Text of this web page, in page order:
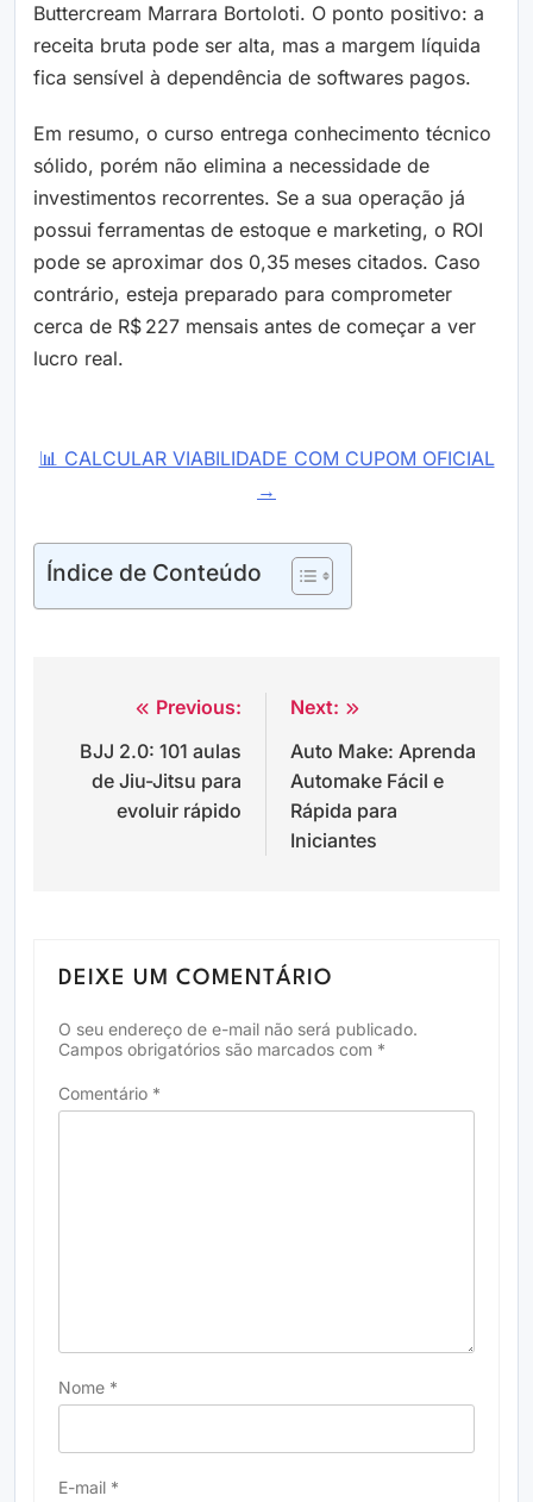
Buttercream Marrara Bortoloti. O ponto positivo: a
receita bruta pode ser alta, mas a margem líquida
fica sensível à dependência de softwares pagos.
Em resumo, o curso entrega conhecimento técnico
sólido, porém não elimina a necessidade de
investimentos recorrentes. Se a sua operação já
possui ferramentas de estoque e marketing, o ROI
pode se aproximar dos 0,35 meses citados. Caso
contrário, esteja preparado para comprometer
cerca de R$ 227 mensais antes de começar a ver
lucro real.
📊 CALCULAR VIABILIDADE COM CUPOM OFICIAL
→
Índice de Conteúdo
Navegação
de
Post
Previous:
BJJ 2.0: 101 aulas
de Jiu-Jitsu para
evoluir rápido
Next:
Auto Make: Aprenda
Automake Fácil e
Rápida para
Iniciantes
DEIXE UM COMENTÁRIO
O seu endereço de e-mail não será publicado.
Campos obrigatórios são marcados com *
Comentário *
Nome *
E-mail *